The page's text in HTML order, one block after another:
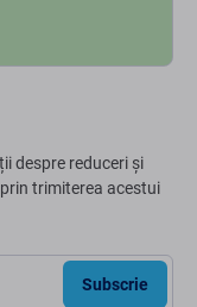
despre reduceri și
trimiterea acestui
Subscrie